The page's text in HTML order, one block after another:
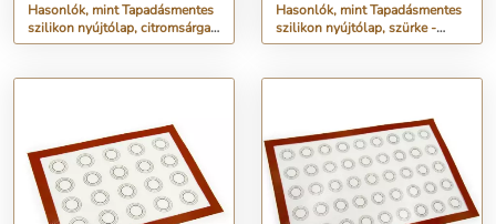
Hasonlók, mint Tapadásmentes
szilikon nyújtólap, citromsárga-
fehér - 40x30 cm
Hasonlók, mint Tapadásmentes
szilikon nyújtólap, szürke -
70x50 cm